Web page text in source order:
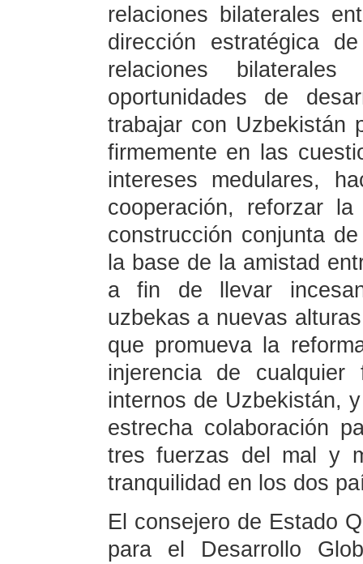
relaciones bilaterales
dirección estratégica
relaciones
oportunidades de
trabajar con Uzbekistán
firmemente en las
intereses medulares,
cooperación, reforzar
construcción conjunta
la base de la amistad
a fin de llevar
uzbekas a nuevas
que promueva la
injerencia de
internos de Uzbekistán,
estrecha colaboración
tres fuerzas del mal y
tranquilidad en los dos
El consejero de Estado
para el Desarrollo